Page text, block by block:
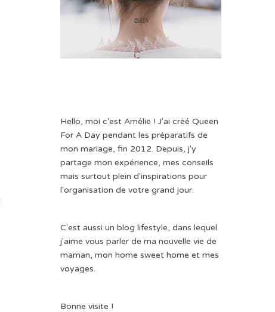
Hello, moi c'est Amélie ! J'ai créé Queen
For A Day pendant les préparatifs de
mon mariage, fin 2012. Depuis, j'y
partage mon expérience, mes conseils
mais surtout plein d'inspirations pour
l'organisation de votre grand jour.
C'est aussi un blog lifestyle, dans lequel
j'aime vous parler de ma nouvelle vie de
maman, mon home sweet home et mes
voyages.
Bonne visite !